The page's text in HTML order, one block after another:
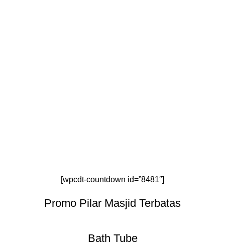
[wpcdt-countdown id=”8481″]
Promo Pilar Masjid Terbatas
Bath Tube